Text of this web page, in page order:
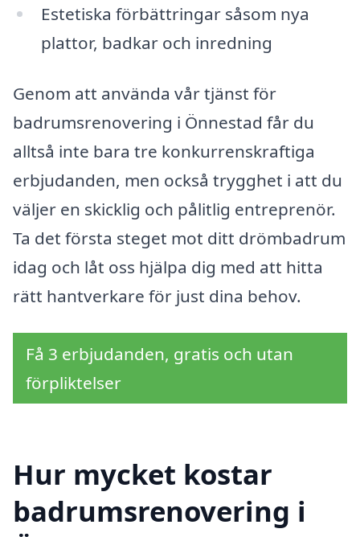
Estetiska förbättringar såsom nya
plattor, badkar och inredning
Genom att använda vår tjänst för
badrumsrenovering i Önnestad får du
alltså inte bara tre konkurrenskraftiga
erbjudanden, men också trygghet i att du
väljer en skicklig och pålitlig entreprenör.
Ta det första steget mot ditt drömbadrum
idag och låt oss hjälpa dig med att hitta
rätt hantverkare för just dina behov.
Få 3 erbjudanden, gratis och utan
förpliktelser
Hur mycket kostar
badrumsrenovering i